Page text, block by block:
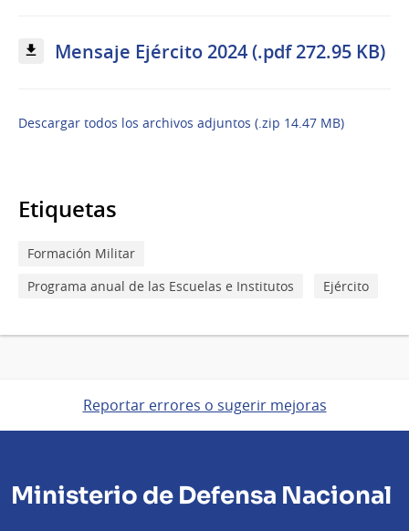
Mensaje Ejército 2024 (.pdf 272.95 KB)
Descargar todos los archivos adjuntos (.zip 14.47 MB)
Etiquetas
Formación Militar
Programa anual de las Escuelas e Institutos
Ejército
Reportar errores o sugerir mejoras
Ministerio de Defensa Nacional